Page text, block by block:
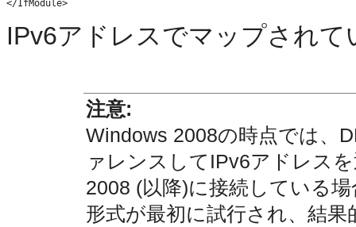
IPv6アドレスでマップされ
注意:
Windows 2008の時点では、
ァレンスしてIPv6アドレス
2008 (以降)に接続している
形式が最初に試行され、結